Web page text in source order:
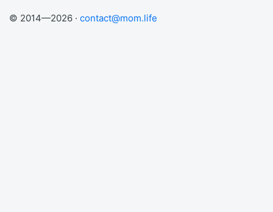
© 2014—2026 · contact@mom.life